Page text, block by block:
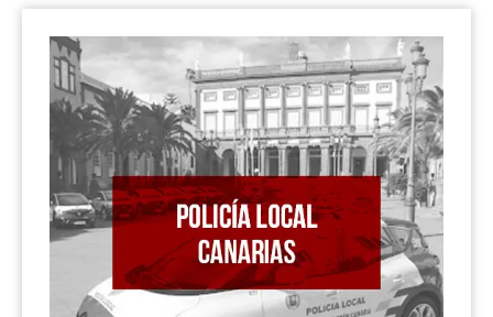
b
o
o
k
u
b
e
s
a
p
p
o
a
g
r
a
m
PÁGINAPÁGINA
PÁGINA
PÁGINA
PÁGINA